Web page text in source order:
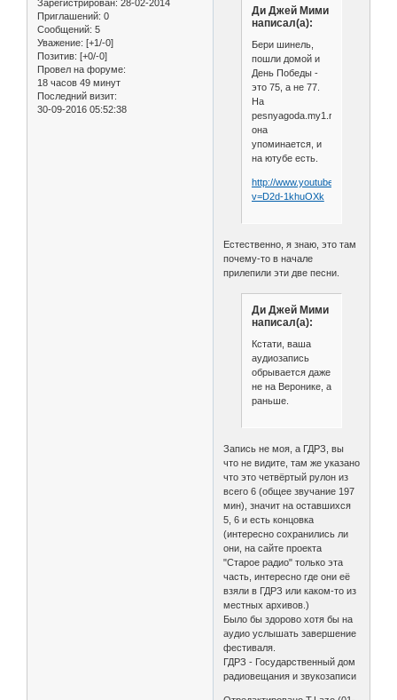
Зарегистрирован: 28-02-2014
Приглашений: 0
Сообщений: 5
Уважение: [+1/-0]
Позитив: [+0/-0]
Провел на форуме:
18 часов 49 минут
Последний визит:
30-09-2016 05:52:38
Ди Джей Мими
написал(а):
Бери шинель,
пошли домой и
День Победы -
это 75, а не 77.
На
pesnyagoda.my1.ru
она
упоминается, и
на ютубе есть.
http://www.youtube.com/watch?
v=D2d-1khuOXk
Естественно, я знаю, это там
почему-то в начале
прилепили эти две песни.
Ди Джей Мими
написал(а):
Кстати, ваша
аудиозапись
обрывается даже
не на Веронике, а
раньше.
Запись не моя, а ГДРЗ, вы
что не видите, там же указано
что это четвёртый рулон из
всего 6 (общее звучание 197
мин), значит на оставшихся
5, 6 и есть концовка
(интересно сохранились ли
они, на сайте проекта
"Старое радио" только эта
часть, интересно где они её
взяли в ГДРЗ или каком-то из
местных архивов.)
Было бы здорово хотя бы на
аудио услышать завершение
фестиваля.
ГДРЗ - Государственный дом
радиовещания и звукозаписи